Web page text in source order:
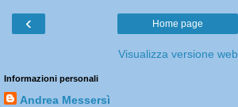
‹ Home page
Visualizza versione web
Informazioni personali
Andrea Messersì